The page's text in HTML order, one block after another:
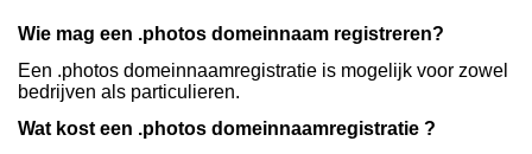
Wie mag een .photos domeinnaam registreren?
Een .photos domeinnaamregistratie is mogelijk voor zowel
bedrijven als particulieren.
Wat kost een .photos domeinnaamregistratie ?